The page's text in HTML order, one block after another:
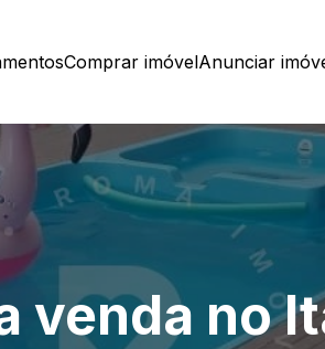
Comprar imóvelAnunciar
venda no